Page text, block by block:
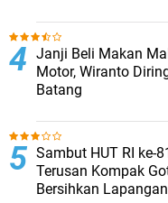
Janji Beli Makan
Motor, Wiranto
Batang
Sambut HUT RI ke-
Terusan Kompak
Bersihkan